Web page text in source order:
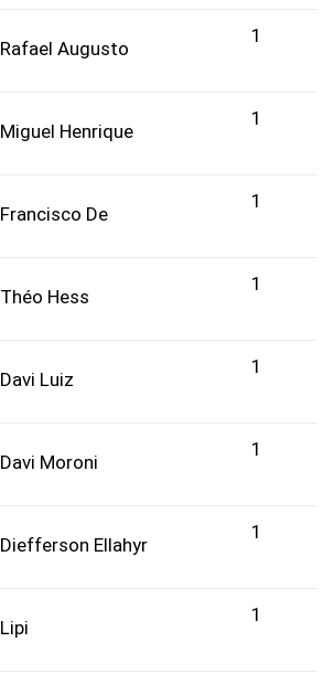
Rafael Augusto
1
Miguel Henrique
1
Francisco De
1
Théo Hess
1
Davi Luiz
1
Davi Moroni
1
Diefferson Ellahyr
1
Lipi
1